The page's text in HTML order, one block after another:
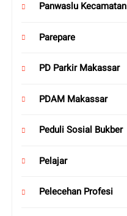
Panwaslu Kecamatan
Parepare
PD Parkir Makassar
PDAM Makassar
Peduli Sosial Bukber
Pelajar
Pelecehan Profesi